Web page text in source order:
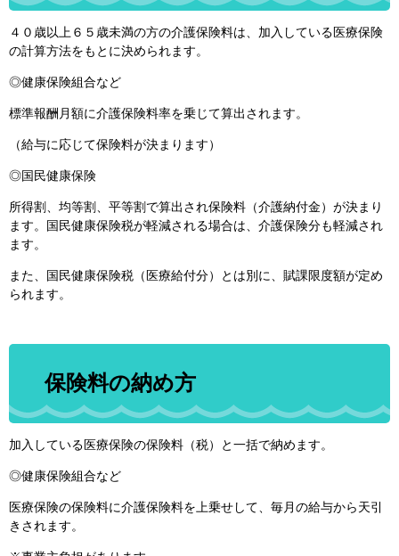
４０歳以上６５歳未満の方の介護保険料は、加入している医療保険
の計算方法をもとに決められます。
◎健康保険組合など
標準報酬月額に介護保険料率を乗じて算出されます。
（給与に応じて保険料が決まります）
◎国民健康保険
所得割、均等割、平等割で算出され保険料（介護納付金）が決まり
ます。国民健康保険税が軽減される場合は、介護保険分も軽減され
ます。
また、国民健康保険税（医療給付分）とは別に、賦課限度額が定め
られます。
保険料の納め方
加入している医療保険の保険料（税）と一括で納めます。
◎健康保険組合など
医療保険の保険料に介護保険料を上乗せして、毎月の給与から天引
きされます。